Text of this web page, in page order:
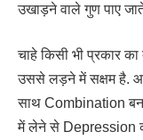
उखाड़ने वाले गुण पाए
चाहे किसी भी प्रकार
उससे लड़ने में सक्षम है. आप
साथ Combination
में लेने से Depression